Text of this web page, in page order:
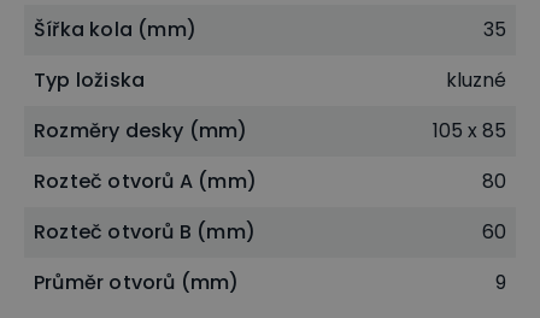
Šířka kola (mm)
35
Typ ložiska
kluzné
Rozměry desky (mm)
105 x 85
Rozteč otvorů A (mm)
80
Rozteč otvorů B (mm)
60
Průměr otvorů (mm)
9